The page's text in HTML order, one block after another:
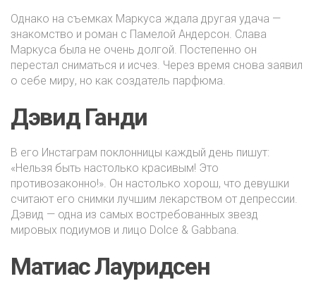
Однако на съемках Маркуса ждала другая удача —
знакомство и роман с Памелой Андерсон. Слава
Маркуса была не очень долгой. Постепенно он
перестал сниматься и исчез. Через время снова заявил
о себе миру, но как создатель парфюма.
Дэвид Ганди
В его Инстаграм поклонницы каждый день пишут:
«Нельзя быть настолько красивым! Это
противозаконно!». Он настолько хорош, что девушки
считают его снимки лучшим лекарством от депрессии.
Дэвид — одна из самых востребованных звезд
мировых подиумов и лицо Dolce & Gabbana.
Матиас Лауридсен